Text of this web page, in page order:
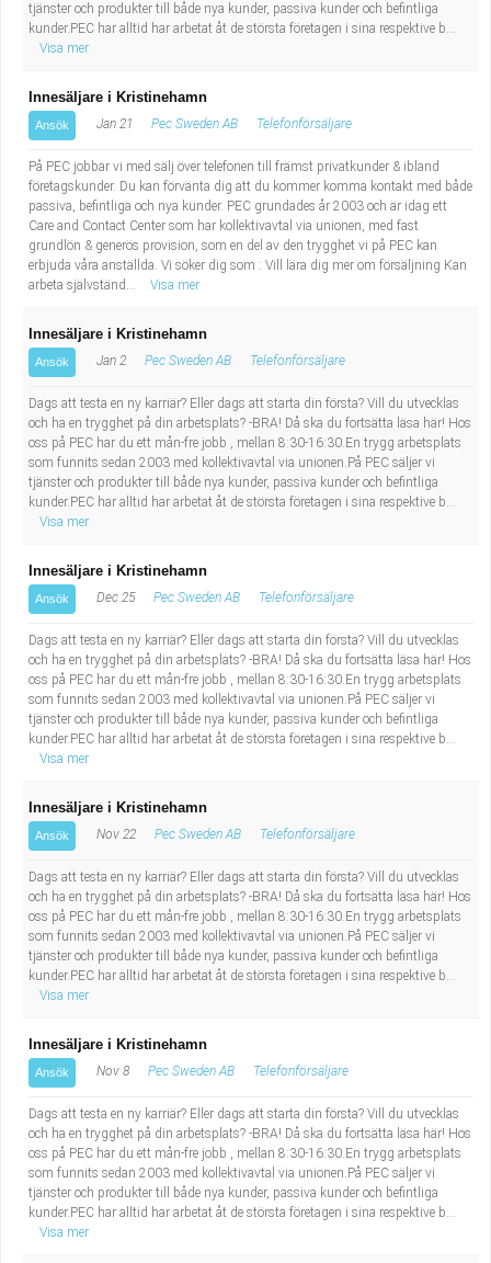
tjänster och produkter till både nya kunder, passiva kunder och befintliga
kunder.PEC har alltid har arbetat åt de största företagen i sina respektive b...
Visa mer
Innesäljare i Kristinehamn
Ansök Jan 21 Pec Sweden AB Telefonförsäljare
På PEC jobbar vi med sälj över telefonen till främst privatkunder & ibland
företagskunder. Du kan förvänta dig att du kommer komma kontakt med både
passiva, befintliga och nya kunder. PEC grundades år 2003 och är idag ett
Care and Contact Center som har kollektivavtal via unionen, med fast
grundlön & generös provision, som en del av den trygghet vi på PEC kan
erbjuda våra anställda. Vi söker dig som : Vill lära dig mer om försäljning Kan
arbeta självständ...
Visa mer
Innesäljare i Kristinehamn
Ansök Jan 2 Pec Sweden AB Telefonförsäljare
Dags att testa en ny karriär? Eller dags att starta din första? Vill du utvecklas
och ha en trygghet på din arbetsplats? -BRA! Då ska du fortsätta läsa här! Hos
oss på PEC har du ett mån-fre jobb , mellan 8:30-16:30.En trygg arbetsplats
som funnits sedan 2003 med kollektivavtal via unionen.På PEC säljer vi
tjänster och produkter till både nya kunder, passiva kunder och befintliga
kunder.PEC har alltid har arbetat åt de största företagen i sina respektive b...
Visa mer
Innesäljare i Kristinehamn
Ansök Dec 25 Pec Sweden AB Telefonförsäljare
Dags att testa en ny karriär? Eller dags att starta din första? Vill du utvecklas
och ha en trygghet på din arbetsplats? -BRA! Då ska du fortsätta läsa här! Hos
oss på PEC har du ett mån-fre jobb , mellan 8:30-16:30.En trygg arbetsplats
som funnits sedan 2003 med kollektivavtal via unionen.På PEC säljer vi
tjänster och produkter till både nya kunder, passiva kunder och befintliga
kunder.PEC har alltid har arbetat åt de största företagen i sina respektive b...
Visa mer
Innesäljare i Kristinehamn
Ansök Nov 22 Pec Sweden AB Telefonförsäljare
Dags att testa en ny karriär? Eller dags att starta din första? Vill du utvecklas
och ha en trygghet på din arbetsplats? -BRA! Då ska du fortsätta läsa här! Hos
oss på PEC har du ett mån-fre jobb , mellan 8:30-16:30.En trygg arbetsplats
som funnits sedan 2003 med kollektivavtal via unionen.På PEC säljer vi
tjänster och produkter till både nya kunder, passiva kunder och befintliga
kunder.PEC har alltid har arbetat åt de största företagen i sina respektive b...
Visa mer
Innesäljare i Kristinehamn
Ansök Nov 8 Pec Sweden AB Telefonförsäljare
Dags att testa en ny karriär? Eller dags att starta din första? Vill du utvecklas
och ha en trygghet på din arbetsplats? -BRA! Då ska du fortsätta läsa här! Hos
oss på PEC har du ett mån-fre jobb , mellan 8:30-16:30.En trygg arbetsplats
som funnits sedan 2003 med kollektivavtal via unionen.På PEC säljer vi
tjänster och produkter till både nya kunder, passiva kunder och befintliga
kunder.PEC har alltid har arbetat åt de största företagen i sina respektive b...
Visa mer